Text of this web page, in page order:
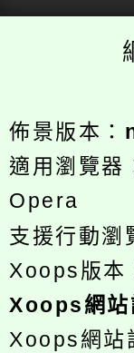
佈景版本：
適用瀏覽
Opera
支援行動瀏
Xoops版本
Xoops網站
Xoops網站